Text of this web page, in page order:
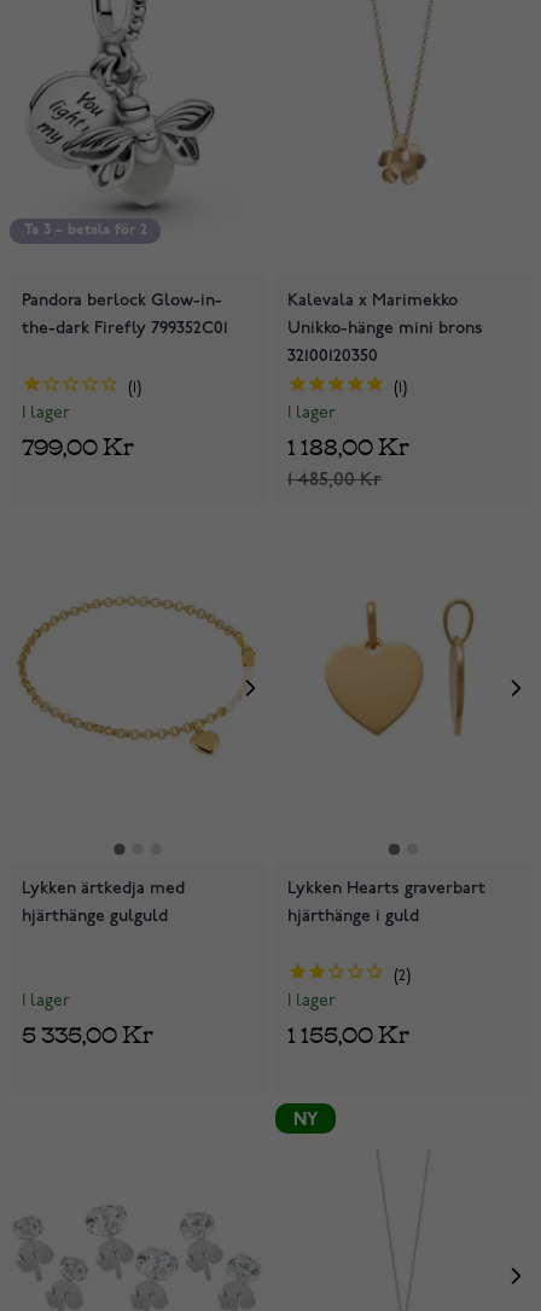
Ta 3 – betala för 2
Ta 3 – betala för 2
Pandora berlock Glow-in-
the-dark Firefly 799352C01
I lager
799,00 Kr
Kalevala x Marimekko
Unikko-hänge mini brons
32100120350
I lager
1 485,00 Kr
1 188,00 Kr
Lykken ärtkedja med
hjärthänge gulguld
I lager
5 335,00 Kr
Lykken Hearts graverbart
hjärthänge i guld
2
I lager
1 155,00 Kr
NY